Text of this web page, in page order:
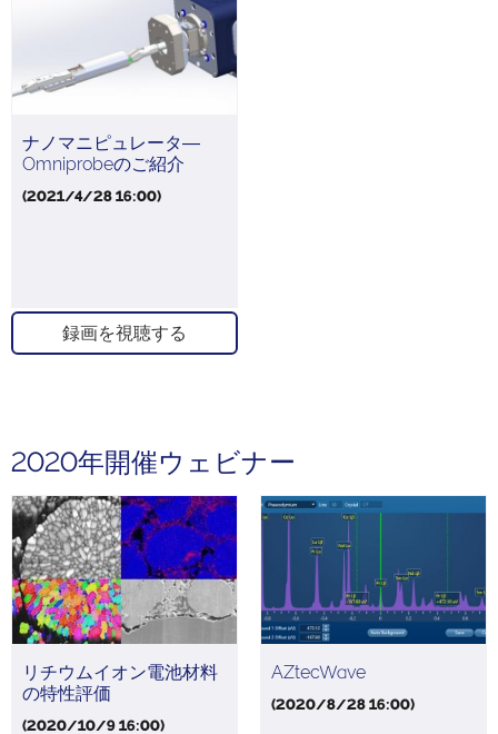
ナノマニピュレータ―
Omniprobeのご紹介
(2021/4/28 16:00)
録画を視聴する
2020年開催ウェビナー
リチウムイオン電池材料
の特性評価
(2020/10/9 16:00)
AZtecWave
(2020/8/28 16:00)